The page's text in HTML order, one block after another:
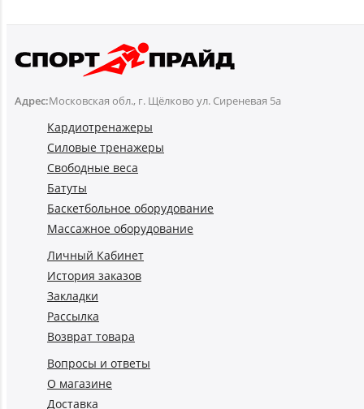
Адрес:Московская обл., г. Щёлково ул. Сиреневая 5а
Кардиотренажеры
Силовые тренажеры
Свободные веса
Батуты
Баскетбольное оборудование
Массажное оборудование
Личный Кабинет
История заказов
Закладки
Рассылка
Возврат товара
Вопросы и ответы
О магазине
Доставка